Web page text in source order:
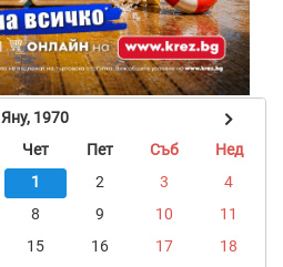
Яну, 1970
Чет Пет Съб
Нед
1 2 3
4
8 9 10
11
15 16 17
18